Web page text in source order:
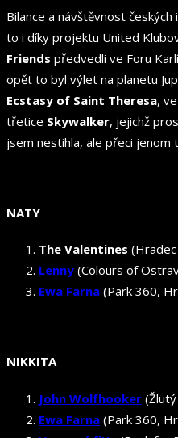
Bilance a návštěvnost
to i díky projektu United
Friends předvedli ve Foru
opět to byl výlet na planetu
Ecstasy of Saint Theresa,
třetice Skywalker, jejichž
jsem nestihla, ale přeci jenom
NATY
The Valentines
Lenny (Colours of
Ewa Farna (Park 360,
NIKKITA
John Wolfhooker
Ewa Farna (Park 360,